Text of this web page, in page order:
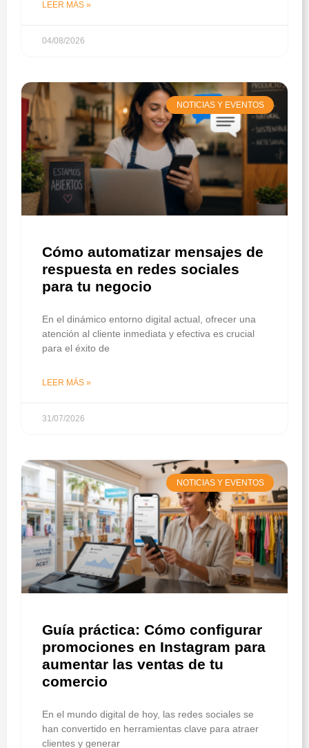
LEER MÁS »
04/08/2026
NOTICIAS Y EVENTOS
Cómo automatizar mensajes de
respuesta en redes sociales
para tu negocio
En el dinámico entorno digital actual, ofrecer una
atención al cliente inmediata y efectiva es crucial
para el éxito de
LEER MÁS »
31/07/2026
NOTICIAS Y EVENTOS
Guía práctica: Cómo configurar
promociones en Instagram para
aumentar las ventas de tu
comercio
En el mundo digital de hoy, las redes sociales se
han convertido en herramientas clave para atraer
clientes y generar